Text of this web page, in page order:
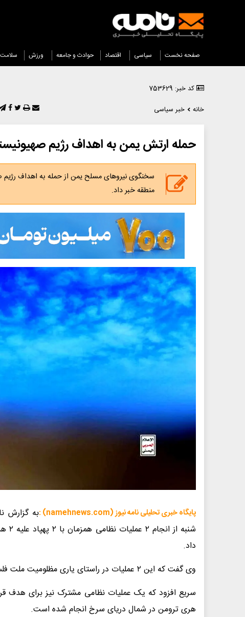
صفحه نخست سیاسی اقتصاد حوادث و جامعه ورزش سلامت
کد خبر: 753629
خانه
خبر سیاسی
حمله ارتش یمن به اهداف رژیم
سخنگوی نیروهای مسلح یمن از حمله به اهداف
منطقه خبر داد.
پایگاه خبری تحلیلی نامه نیوز (namehnews.com) :
به گزارش
داد.
وی گفت که این ۲ عملیات در راستای یاری مظلومیت ملت فلسطین و مجاهدان آن انجام شده است.
سریع افزود که یک عملیات نظامی مشترک نیز برای هدف
هری ترومن در شمال دریای سرخ انجام شده است.